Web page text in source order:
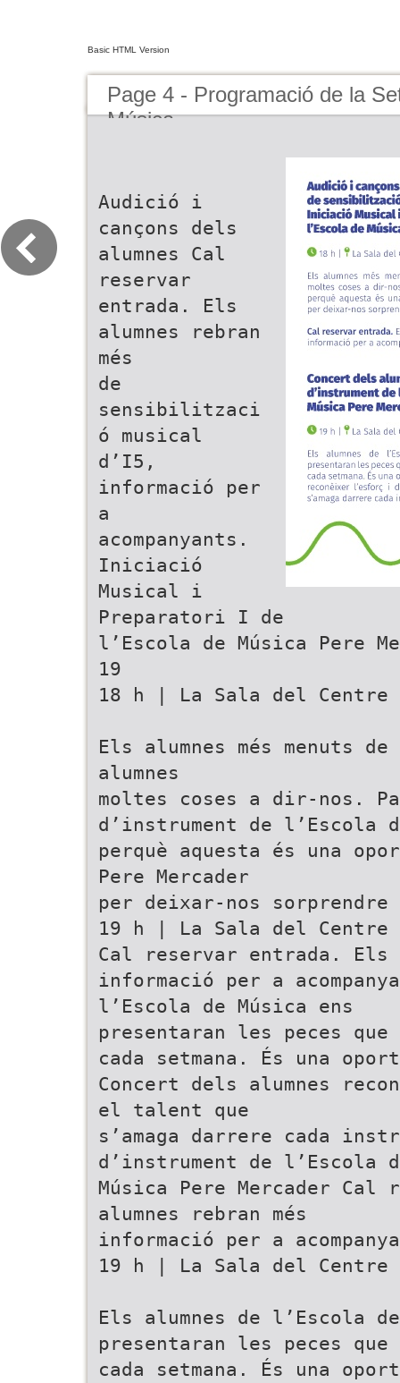
Basic HTML Version
Page 4 - Programació de la
Música
Audició i
cançons dels
alumnes Cal
reservar
entrada. Els
alumnes rebran
més
de
sensibilitzaci
ó musical
d’I5,
informació per
a
acompanyants.
Iniciació
Musical i
Preparatori I de
l’Escola de Música Pere
19
18 h | La Sala del Centre
Els alumnes més menuts
alumnes
moltes coses a dir-nos.
d’instrument de l’Escola
perquè aquesta és una
Pere Mercader
per deixar-nos
19 h | La Sala del Centre
Cal reservar entrada. Els
informació per a
l’Escola de Música ens
presentaran les peces
cada setmana. És una
Concert dels alumnes
el talent que
s’amaga darrere cada
d’instrument de l’Escola
Música Pere Mercader
alumnes rebran més
informació per a
19 h | La Sala del Centre
Els alumnes de l’Escola
presentaran les peces
cada setmana. És una